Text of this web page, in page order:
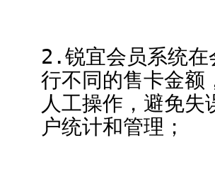
2.锐宜会员系统在
行不同的售卡金额
人工操作，避免
户统计和管理；